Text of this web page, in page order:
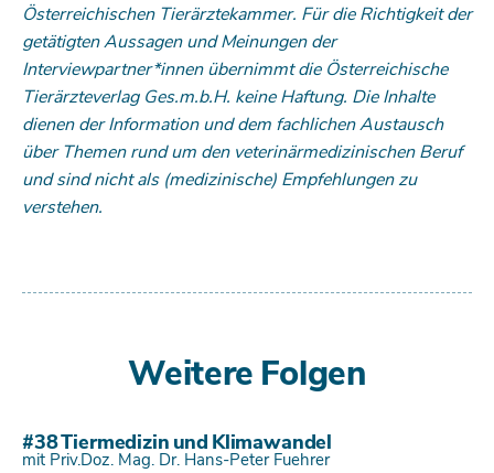
Österreichischen Tierärztekammer. Für die Richtigkeit der
getätigten Aussagen und Meinungen der
Interviewpartner*innen übernimmt die Österreichische
Tierärzteverlag Ges.m.b.H. keine Haftung. Die Inhalte
dienen der Information und dem fachlichen Austausch
über Themen rund um den veterinärmedizinischen Beruf
und sind nicht als (medizinische) Empfehlungen zu
verstehen.
Weitere Folgen
#38 Tiermedizin und Klimawandel
mit Priv.Doz. Mag. Dr. Hans-Peter Fuehrer